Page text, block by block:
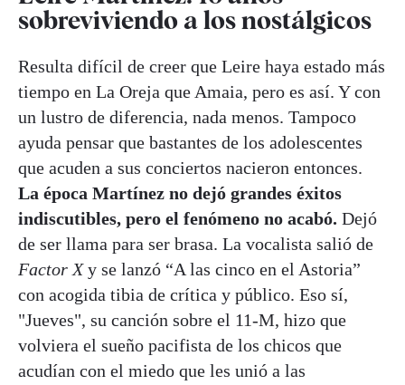
sobreviviendo a los nostálgicos
Resulta difícil de creer que Leire haya estado más
tiempo en La Oreja que Amaia, pero es así. Y con
un lustro de diferencia, nada menos. Tampoco
ayuda pensar que bastantes de los adolescentes
que acuden a sus conciertos nacieron entonces.
La época Martínez no dejó grandes éxitos
indiscutibles, pero el fenómeno no acabó. Dejó
de ser llama para ser brasa. La vocalista salió de
Factor Xy se lanzó “A las cinco en el Astoria”
con acogida tibia de crítica y público. Eso sí,
"Jueves", su canción sobre el 11-M, hizo que
volviera el sueño pacifista de los chicos que
acudían con el miedo que les unió a las